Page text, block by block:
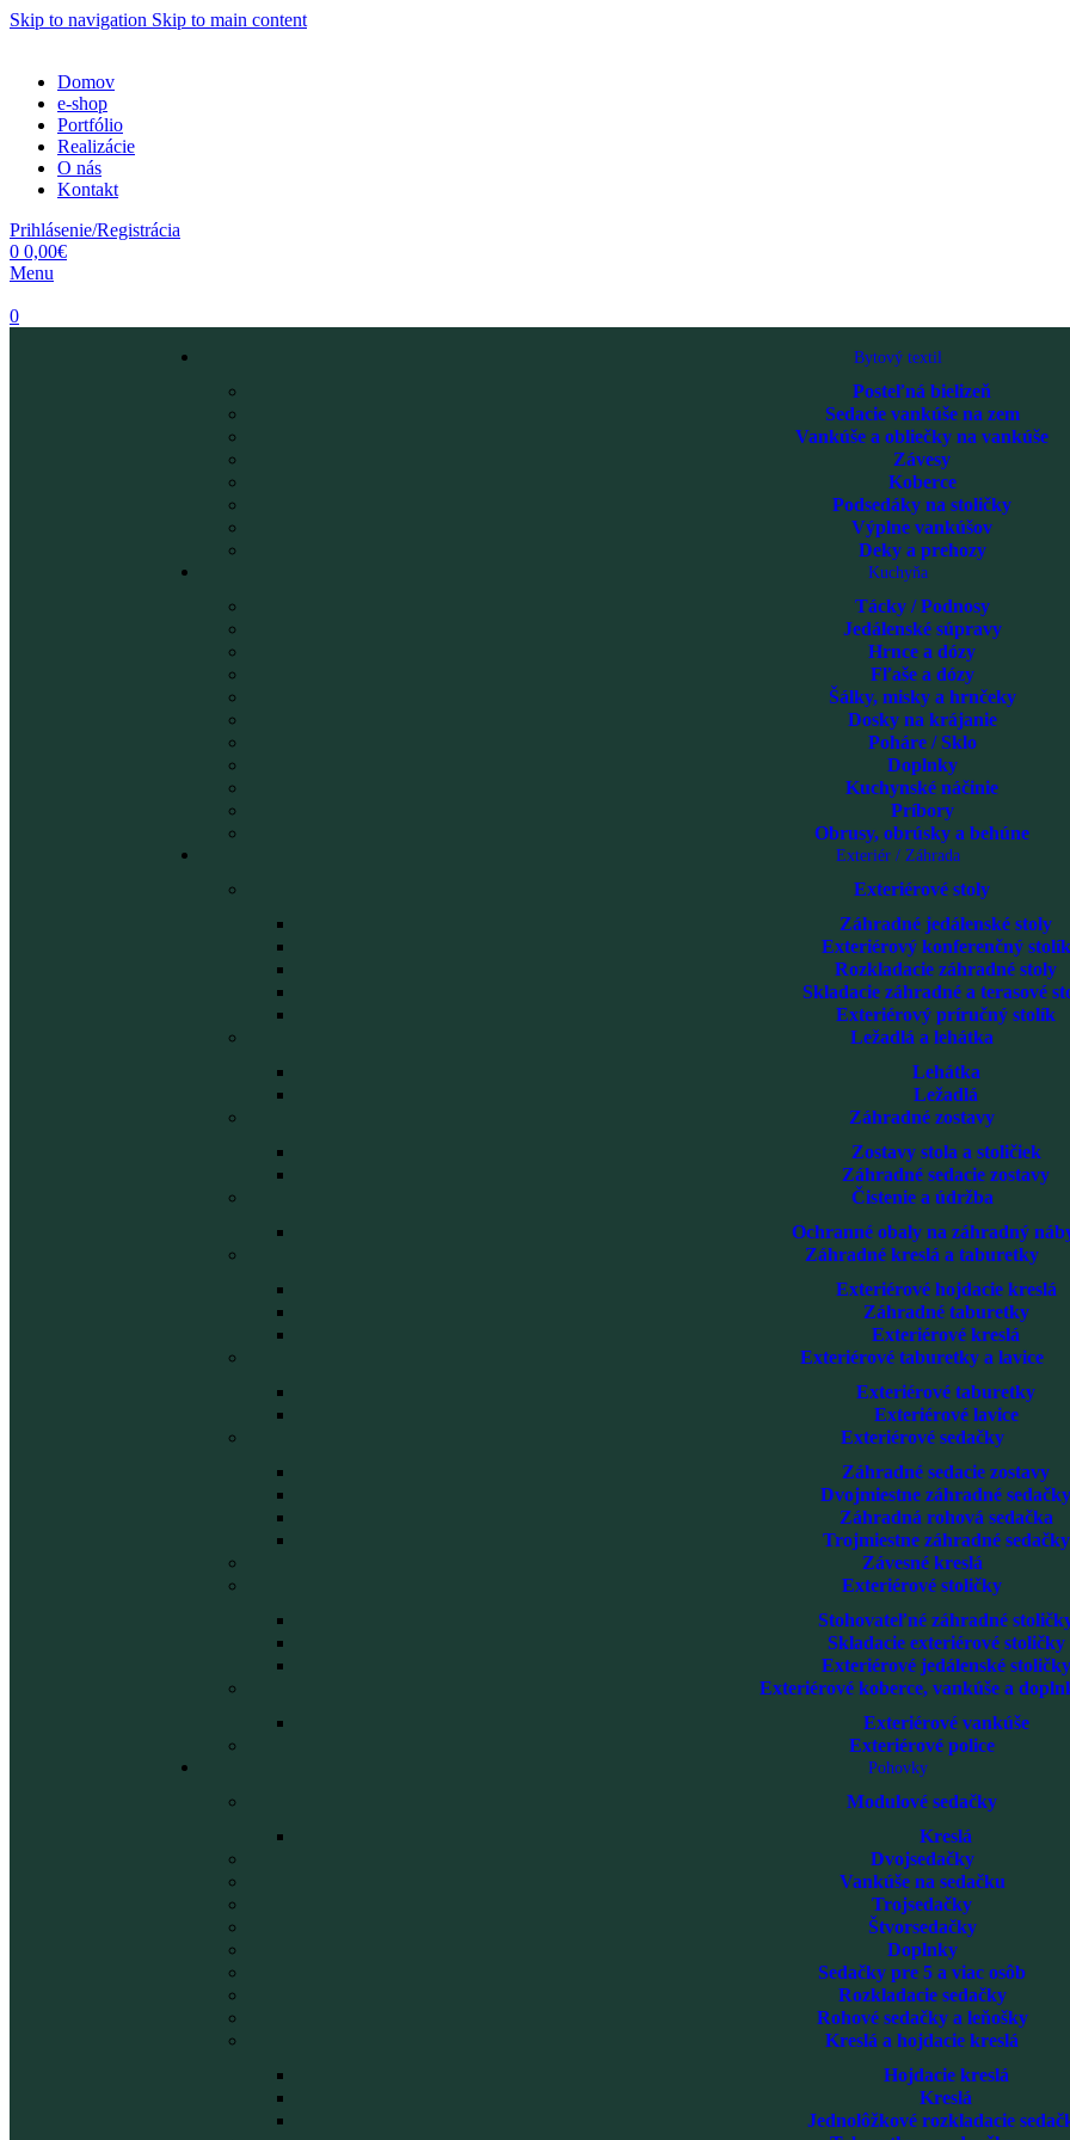
Skip to navigation Skip to main content
Domov
e-shop
Portfólio
Realizácie
O nás
Kontakt
Prihlásenie/Registrácia
0 0,00€
Menu
0
Bytový textil
Posteľná bielizeň
Sedacie vankúše na zem
Vankúše a obliečky na vankúše
Závesy
Koberce
Podsedáky na stoličky
Výplne vankúšov
Deky a prehozy
Kuchyňa
Tácky / Podnosy
Jedálenské súpravy
Hrnce a dózy
Fľaše a dózy
Šálky, misky a hrnčeky
Dosky na krájanie
Poháre / Sklo
Doplnky
Kuchynské náčinie
Príbory
Obrusy, obrúsky a behúne
Exteriér / Záhrada
Exteriérové stoly
Záhradné jedálenské stoly
Exteriérový konferenčný stolík
Rozkladacie záhradné stoly
Skladacie záhradné a terasové
Exteriérový príručný stolík
Ležadlá a lehátka
Lehátka
Ležadlá
Záhradné zostavy
Zostavy stola a stoličiek
Záhradné sedacie zostavy
Čistenie a údržba
Ochranné obaly na záhradný
Záhradné kreslá a taburetky
Exteriérové hojdacie kreslá
Záhradné taburetky
Exteriérové kreslá
Exteriérové taburetky a lavice
Exteriérové taburetky
Exteriérové lavice
Exteriérové sedačky
Záhradné sedacie zostavy
Dvojmiestne záhradné sedačky
Záhradná rohová sedačka
Trojmiestne záhradné sedačky
Závesné kreslá
Exteriérové stoličky
Stohovateľné záhradné
Skladacie exteriérové stoličky
Exteriérové jedálenské stoličky
Exteriérové koberce, vankúše a
Exteriérové vankúše
Exteriérové police
Pohovky
Modulové sedačky
Kreslá
Dvojsedačky
Vankúše na sedačku
Trojsedačky
Štvorsedačky
Doplnky
Sedačky pre 5 a viac osôb
Rozkladacie sedačky
Rohové sedačky a leňošky
Kreslá a hojdacie kreslá
Hojdacie kreslá
Kreslá
Jednolôžkové rozkladacie